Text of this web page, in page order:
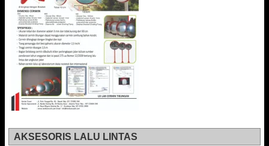
AKSESORIS LALU LINTAS